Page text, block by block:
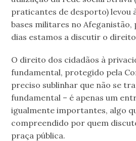
praticantes de desporto) levou
bases militares no Afeganistão,
dias estamos a discutir o
O direito dos cidadãos à
fundamental, protegido pela
preciso sublinhar que não se
fundamental – é apenas um
igualmente importantes, algo
compreendido por quem
praça pública.